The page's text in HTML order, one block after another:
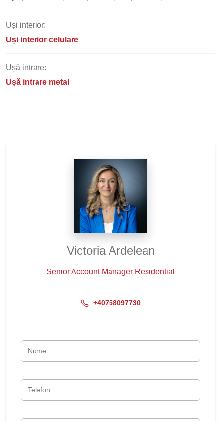
Uși interior:
Uși interior celulare
Ușă intrare:
Ușă intrare metal
Victoria Ardelean
Senior Account Manager Residential
+40758097730‬